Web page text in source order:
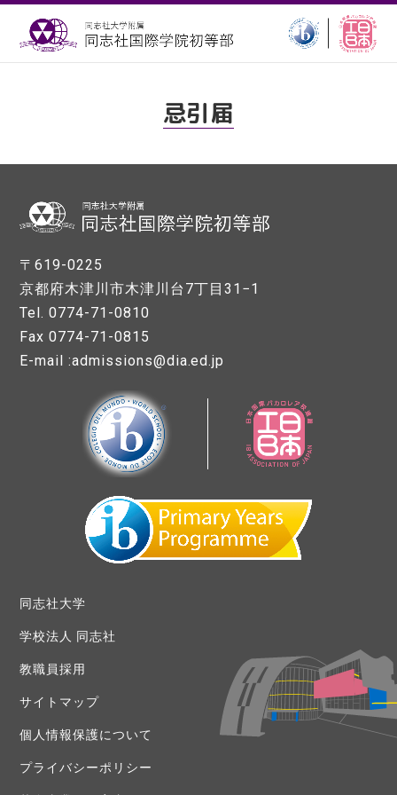
忌引届
〒619-0225
京都府木津川市木津川台7丁目31−1
Tel. 0774-71-0810
Fax 0774-71-0815
E-mail :admissions@dia.ed.jp
同志社大学
学校法人 同志社
教職員採用
サイトマップ
個人情報保護について
プライバシーポリシー